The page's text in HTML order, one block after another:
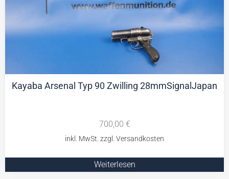
Kayaba Arsenal Typ 90 Zwilling 28mmSignalJapan
700,00 €
Weiterlesen